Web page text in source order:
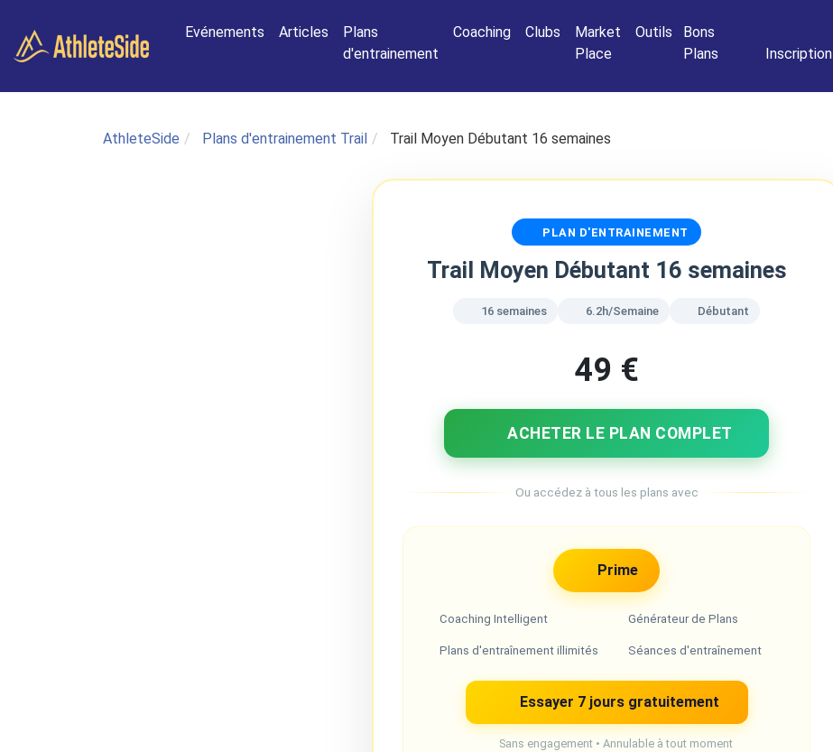
Evénements
Articles
Plans
d'entrainement
Coaching Clubs
Market
Place
Outils
Bons
Plans
Inscription
AthleteSide Plans d'entrainement Trail Trail Moyen Débutant 16 semaines
PLAN D'ENTRAINEMENT
Trail Moyen Débutant 16 semaines
16 semaines 6.2h/Semaine Débutant
49 €
ACHETER LE PLAN COMPLET
Ou accédez à tous les plans avec
Prime
Coaching Intelligent Générateur de Plans
Plans d'entraînement illimités Séances d'entraînement
Essayer 7 jours gratuitement
Sans engagement • Annulable à tout moment